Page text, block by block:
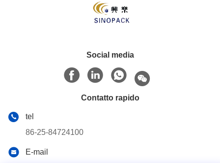
Social media
Contatto rapido
tel
86-25-84724100
E-mail